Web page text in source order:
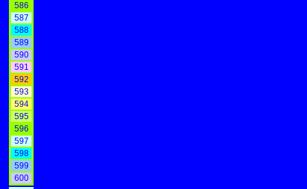
586
587
588
589
590
591
592
593
594
595
596
597
598
599
600